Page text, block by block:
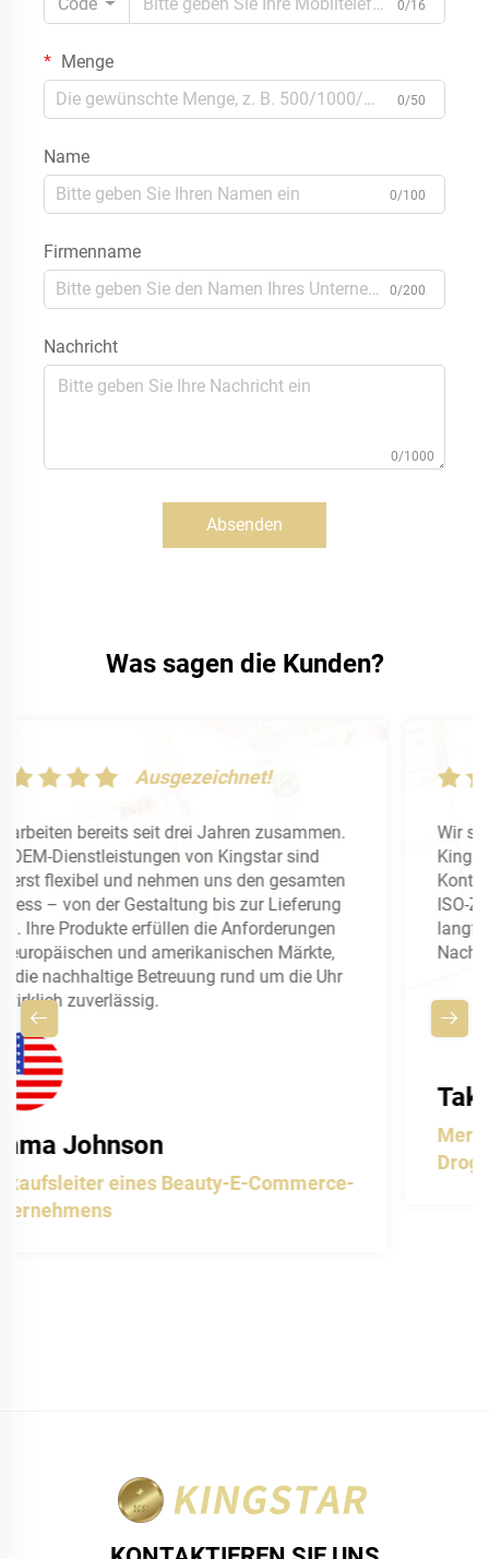
0/16
Menge
0/50
Name
0/100
Firmenname
0/200
Nachricht
0/1000
Absenden
Was sagen die Kunden?
Ausgezeichnet!
Wir stellen hohe Qualitätsanforderungen, und
Kingstar überzeugt durch eine sorgfältige
Kontrolle jedes Details bei Kosmetiktaschen. Die
ISO-Zertifizierung gibt uns Sicherheit, und die
langfristig stabile Lieferkette hat unsere
Nachbestellungen noch nie verzögert.
Takashi Yamamoto
Merchandising-Manager einer
Drogeriekette